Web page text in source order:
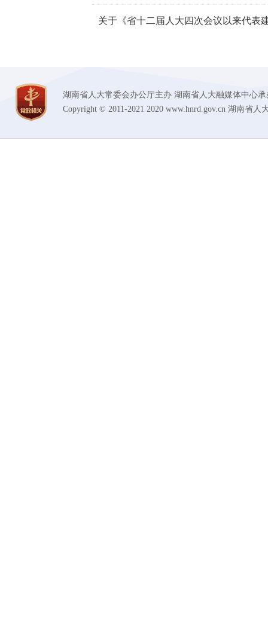
湖南省人大常委会办公厅主办 湖南省人大融媒体中心
Copyright © 2011-2021 2020 www.hnrd.gov.cn 湖南省